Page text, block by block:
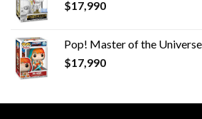
$17,990
Pop! Master of the
$17,990